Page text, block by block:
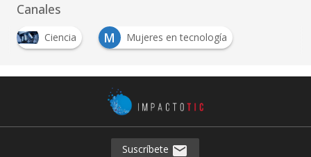
Canales
Ciencia M Mujeres en tecnología
Suscríbete